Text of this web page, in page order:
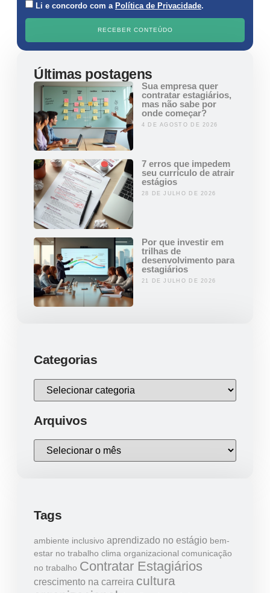
Li e concordo com a Política de Privacidade.
RECEBER CONTEÚDO
Últimas postagens
Sua empresa quer
contratar estagiários,
mas não sabe por
onde começar?
4 DE AGOSTO DE 2026
7 erros que impedem
seu currículo de atrair
estágios
28 DE JULHO DE 2026
Por que investir em
trilhas de
desenvolvimento para
estagiários
21 DE JULHO DE 2026
Categorias
Arquivos
Tags
ambiente inclusivo aprendizado no estágio bem-
estar no trabalho clima organizacional comunicação
no trabalho Contratar Estagiários
crescimento na carreira cultura